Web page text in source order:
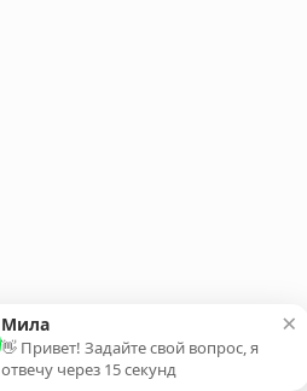
×
Мила
👋 Привет! Задайте свой вопрос, я
отвечу через 15 секунд